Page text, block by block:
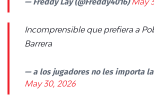
Incomprensible que prefiera a
Barrera
— a los jugadores no les importa la
May 30, 2026